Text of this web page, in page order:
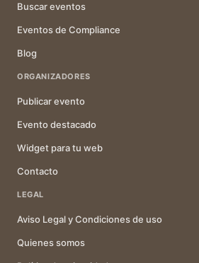
Buscar eventos
Eventos de Compliance
Blog
ORGANIZADORES
Publicar evento
Evento destacado
Widget para tu web
Contacto
LEGAL
Aviso Legal y Condiciones de uso
Quienes somos